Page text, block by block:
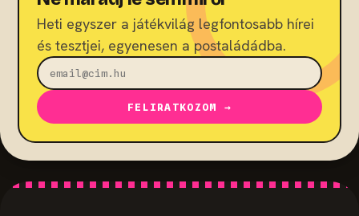
Heti egyszer a játékvilág legfontosabb hírei
és tesztjei, egyenesen a postaládádba.
FELIRATKOZOM →